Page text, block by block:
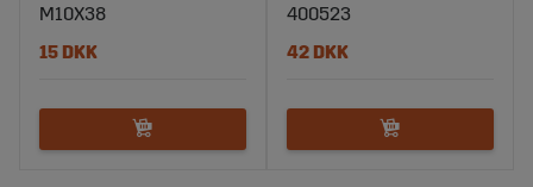
M10X38
15 DKK
400523
42 DKK